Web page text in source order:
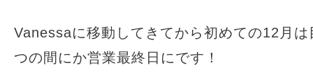
Vanessaに移動してきてから初めての12月
つの間にか営業最終日にです！